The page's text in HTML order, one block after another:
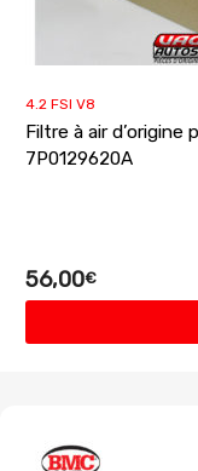
4.2 FSI V8
Filtre à air
7P0129620A
56,00€